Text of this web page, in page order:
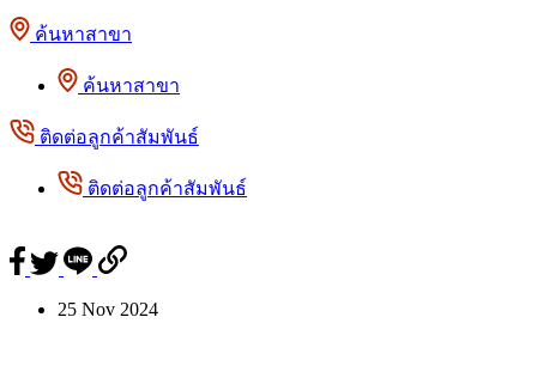
ค้นหาสาขา
ค้นหาสาขา
ติดต่อลูกค้าสัมพันธ์
ติดต่อลูกค้าสัมพันธ์
25 Nov 2024